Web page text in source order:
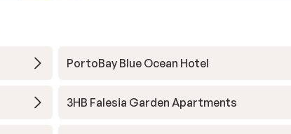
PortoBay Blue Ocean Hotel
3HB Falesia Garden Apartments